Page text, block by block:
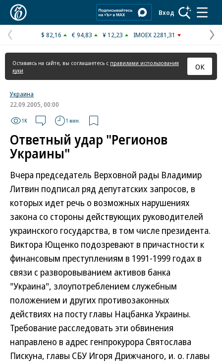
Вход
Предыдущая
страница
$ 82,16 € 94,83 ¥ 12,23 IMOEX 2281,31
Оставаясь на сайте, вы соглашаетесь с правилами использования
куки
ОК
Украина
22.09.2005, 00:00
1K 1 мин.
Ответный удар "Регионов
Украины"
Вчера председатель Верховной рады Владимир
Литвин подписал ряд депутатских запросов, в
которых идет речь о возможных нарушениях
закона со стороны действующих руководителей
украинского государства, в том числе президента.
Виктора Ющенко подозревают в причастности к
финансовым преступлениям в 1991-1999 годах в
связи с разворовыванием активов банка
"Украина", злоупотреблением служебным
положением и других противозаконных
действиях на посту главы Нацбанка Украины.
Требование расследовать эти обвинения
направлено в адрес генпрокурора Святослава
Пискуна, главы СБУ Игоря Дрижчаного, и. о. главы